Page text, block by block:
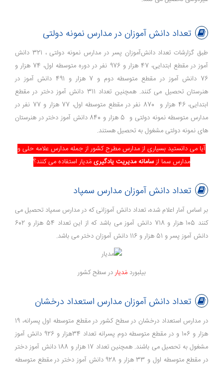
تعداد دانش آموزان در مدارس نمونه دولتی
طبق گزارشات تعداد دانش‌آموزان پسر در مدارس نمونه دولتی ، 321 دانش
آموز در مقطع ابتدایی، 47 هزار و 976 نفر در دوره متوسطه اول، 74 هزار و
76 دانش آموز در مقطع متوسطه دوم و 7 هزار و 491 دانش آموز در
هنرستان تحصیل می کنند. همچنین تعداد 311 دانش آموز دختر در مقطع
ابتدایی، 46 هزار و 870 نفر در مقطع متوسطه اول، 77 هزار و 77 نفر در
مدارس متوسطه نمونه دولتی و 5 هزار و 840 دانش آموز دختر در هنرستان
های نمونه دولتی مشغول به تحصیل هستند.
آیا می دانستید بسیاری از مدارس مطرح کشور از جمله مدارس علامه حلی و
مدارس سما ازسامانه مدیریت یادگیری مَدیار استفاده می کنند؟
تعداد دانش آموزان مدارس سمپاد
بر اساس آمار اعلام شده، تعداد دانش آموزانی که در مدارس سمپاد تحصیل می
کنند 105 هزار و 718 دانش آموز می باشد که از این تعداد 54 هزار و 602
دانش آموز پسر و 51 هزار و 116 دانش آموزان دختر می باشد.
بیلبوردمَدیار در سطح کشور
تعداد دانش آموزان مدارس استعداد درخشان
در مدارس استعداد درخشان در سطح کشور در مقطع متوسطه اول پسرانه، 19
هزار و 106 و در مقطع متوسطه دوم پسرانه تعداد 34هزار و 926 دانش آموز
مشغول به تحصیل می باشند. همچنین تعداد 17 هزار و 188 دانش آموز دختر
در مقطع متوسطه اول و 33 هزار و 928 دانش آموز دختر در مقطع متوسطه